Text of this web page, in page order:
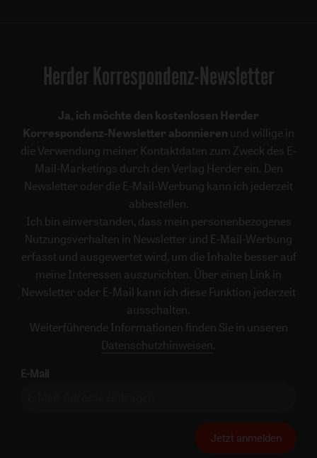
Herder Korrespondenz-Newsletter
Ja, ich möchte den kostenlosen Herder
Korrespondenz-Newsletter abonnieren und willige in
die Verwendung meiner Kontaktdaten zum Zweck des E-
Mail-Marketings durch den Verlag Herder ein. Den
Newsletter oder die E-Mail-Werbung kann ich jederzeit
abbestellen.
Ich bin einverstanden, dass mein personenbezogenes
Nutzungsverhalten in Newsletter und E-Mail-Werbung
erfasst und ausgewertet wird, um die Inhalte besser auf
meine Interessen auszurichten. Über einen Link in
Newsletter oder E-Mail kann ich diese Funktion jederzeit
ausschalten.
Weiterführende Informationen finden Sie in unseren
Datenschutzhinweisen .
E-Mail
Jetzt anmelden